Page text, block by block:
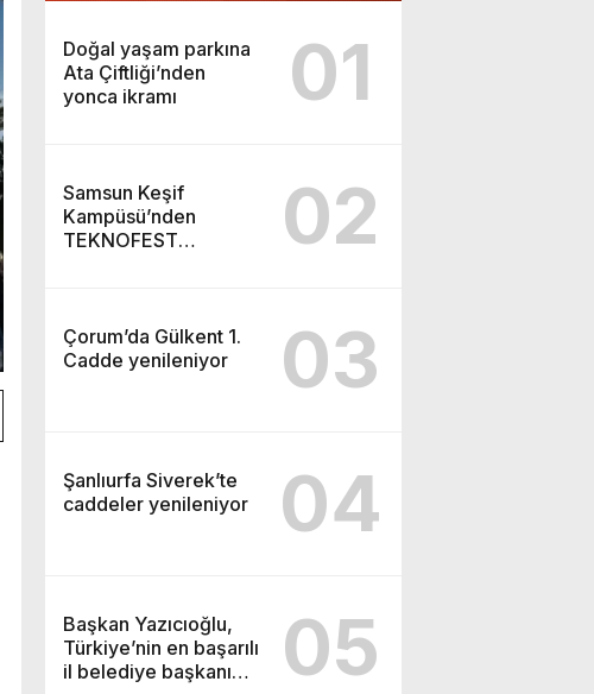
Doğal yaşam parkına
Ata Çiftliği’nden
yonca ikramı
01
Samsun Keşif
Kampüsü’nden
TEKNOFEST
02
Çorum’da Gülkent 1.
Cadde yenileniyor
03
Şanlıurfa Siverek’te
caddeler yenileniyor
04
Başkan Yazıcıoğlu,
Türkiye’nin en başarılı
il belediye başkanı
05